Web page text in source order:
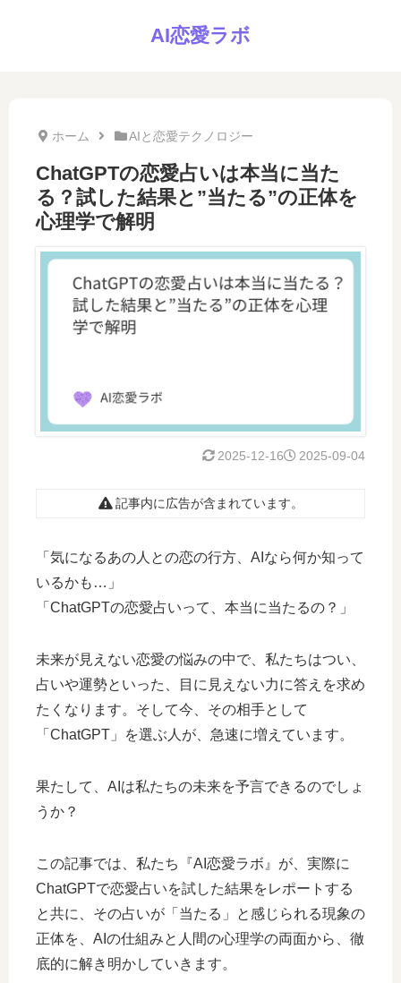
AI恋愛ラボ
ホーム AIと恋愛テクノロジー
ChatGPTの恋愛占いは本当に当た
る？試した結果と”当たる”の正体を
心理学で解明
2025-09-04
2025-12-16
記事内に広告が含まれています。
「気になるあの人との恋の行方、AIなら何か知って
いるかも…」
「ChatGPTの恋愛占いって、本当に当たるの？」
未来が見えない恋愛の悩みの中で、私たちはつい、
占いや運勢といった、目に見えない力に答えを求め
たくなります。そして今、その相手として
「ChatGPT」を選ぶ人が、急速に増えています。
果たして、AIは私たちの未来を予言できるのでしょ
うか？
この記事では、私たち『AI恋愛ラボ』が、実際に
ChatGPTで恋愛占いを試した結果をレポートする
と共に、その占いが「当たる」と感じられる現象の
正体を、AIの仕組みと人間の心理学の両面から、徹
底的に解き明かしていきます。